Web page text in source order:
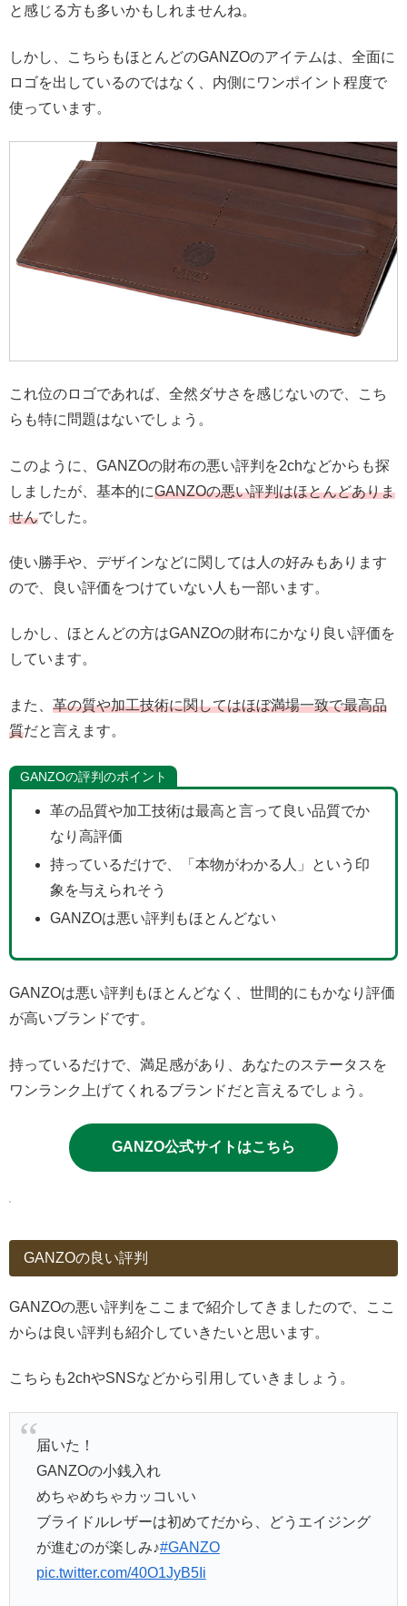
と感じる方も多いかもしれませんね。
しかし、こちらもほとんどのGANZOのアイテムは、全面に
ロゴを出しているのではなく、内側にワンポイント程度で
使っています。
これ位のロゴであれば、全然ダサさを感じないので、こち
らも特に問題はないでしょう。
このように、GANZOの財布の悪い評判を2chなどからも探
しましたが、基本的にGANZOの悪い評判はほとんどありま
せんでした。
使い勝手や、デザインなどに関しては人の好みもあります
ので、良い評価をつけていない人も一部います。
しかし、ほとんどの方はGANZOの財布にかなり良い評価を
しています。
また、 革の質や加工技術に関してはほぼ満場一致で最高品
質だと言えます。
GANZOの評判のポイント
革の品質や加工技術は最高と言って良い品質でか
なり高評価
持っているだけで、「本物がわかる人」という印
象を与えられそう
GANZOは悪い評判もほとんどない
GANZOは悪い評判もほとんどなく、世間的にもかなり評価
が高いブランドです。
持っているだけで、満足感があり、あなたのステータスを
ワンランク上げてくれるブランドだと言えるでしょう。
GANZO公式サイトはこちら
GANZOの良い評判
GANZOの悪い評判をここまで紹介してきましたので、ここ
からは良い評判も紹介していきたいと思います。
こちらも2chやSNSなどから引用していきましょう。
届いた！
GANZOの小銭入れ
めちゃめちゃカッコいい
ブライドルレザーは初めてだから、どうエイジング
が進むのが楽しみ♪#GANZO
pic.twitter.com/40O1JyB5Ii